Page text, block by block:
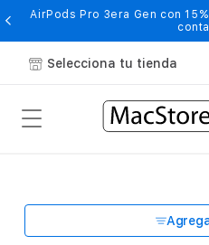
AirPods Pro 3era Gen con
Selecciona tu tienda